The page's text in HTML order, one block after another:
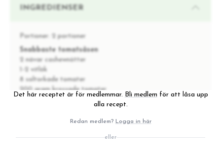
INGREDIENSER
Portioner:
2 portioner
Snabbaste tomatsåsen
2 nävar cashewnötter
1-2 vitlök
8 soltorkade tomater
200 gram krossade tomater
färsk basilika
1 sats supersnabb tomatsås (se recept ovan)
Det här receptet är för medlemmar. Bli medlem för att låsa upp
alla recept.
Redan medlem? Logga in här
eller